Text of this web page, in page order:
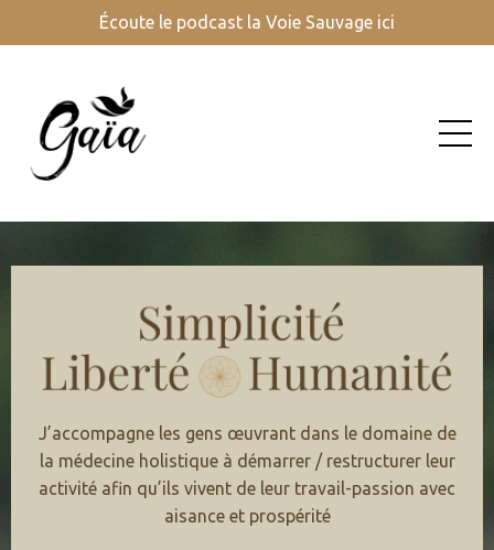
Écoute le podcast la Voie Sauvage ici
J’accompagne les gens œuvrant dans le domaine de
la médecine holistique à démarrer / restructurer leur
activité afin qu’ils vivent de leur travail-passion avec
aisance et prospérité